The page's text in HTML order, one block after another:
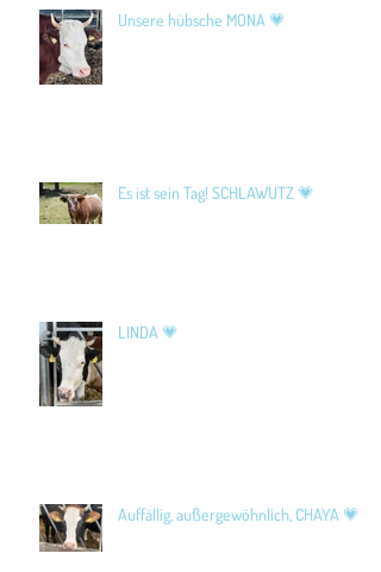
Unsere hübsche MONA 💗
Es ist sein Tag! SCHLAWUTZ 💗
LINDA 💗
Auffällig, außergewöhnlich, CHAYA 💗